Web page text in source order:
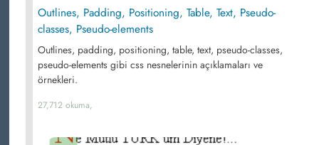
Outlines, Padding, Positioning, Table, Text, Pseudo-
classes, Pseudo-elements
Outlines, padding, positioning, table, text, pseudo-classes,
pseudo-elements gibi css nesnelerinin açıklamaları ve
örnekleri.
27,712 okuma,